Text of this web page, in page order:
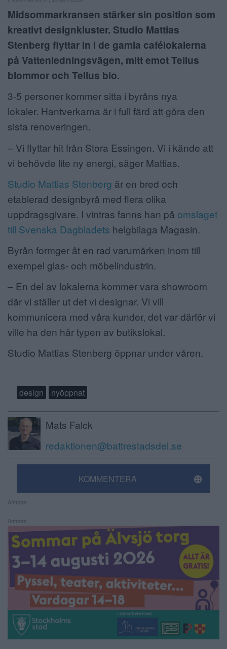
ANNONSERA
NÄRINGSLIV
MER
Midsommarkransen stärker sin position som
kreativt designkluster. Studio Mattias
Stenberg flyttar in i de gamla cafélokalerna
på Vattenledningsvägen, mitt emot Tellus
blommor och Tellus bio.
3-5 personer kommer sitta i byråns nya
lokaler. Hantverkarna är i full färd att göra den
sista renoveringen.
– Vi flyttar hit från Stora Essingen. Vi i kände att
vi behövde lite ny energi, säger Mattias.
Studio Mattias Stenberg är en bred och
etablerad designbyrå med flera olika
uppdragsgivare. I vintras fanns han på omslaget
till Svenska Dagbladets helgbilaga Magasin.
Byrån formger åt en rad varumärken inom till
exempel glas- och möbelindustrin.
– En del av lokalerna kommer vara showroom
där vi ställer ut det vi designar. Vi vill
kommunicera med våra kunder, det var därför vi
ville ha den här typen av butikslokal.
Studio Mattias Stenberg öppnar under våren.
design nyöppnat
Mats Falck
redaktionen@battrestadsdel.se
KOMMENTERA
Annons:
Annons: